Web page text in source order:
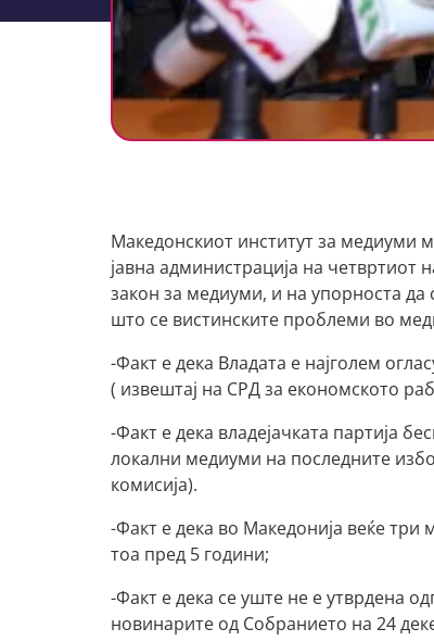
Македонскиот институт за медиуми
јавна администрација на
закон за медиуми, и на упорноста
што се вистинските проблеми во
-Факт е дека Владата е најголем
( извештај на СРД за економското
-Факт е дека владејачката партија
локални медиуми на последните
комисија).
-Факт е дека во Македонија веќе
тоа пред 5 години;
-Факт е дека се уште не е утврдена
новинарите од Собранието на 24